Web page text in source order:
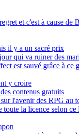
et c'est à cause
il y a un sacré prix
qui va ruiner des
est sauvé grâce à ce
y croire
contenus gratuits
l'avenir des RPG au
toute la licence selon ce